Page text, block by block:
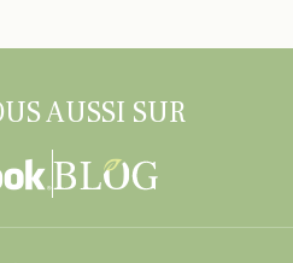
AUSSI SUR